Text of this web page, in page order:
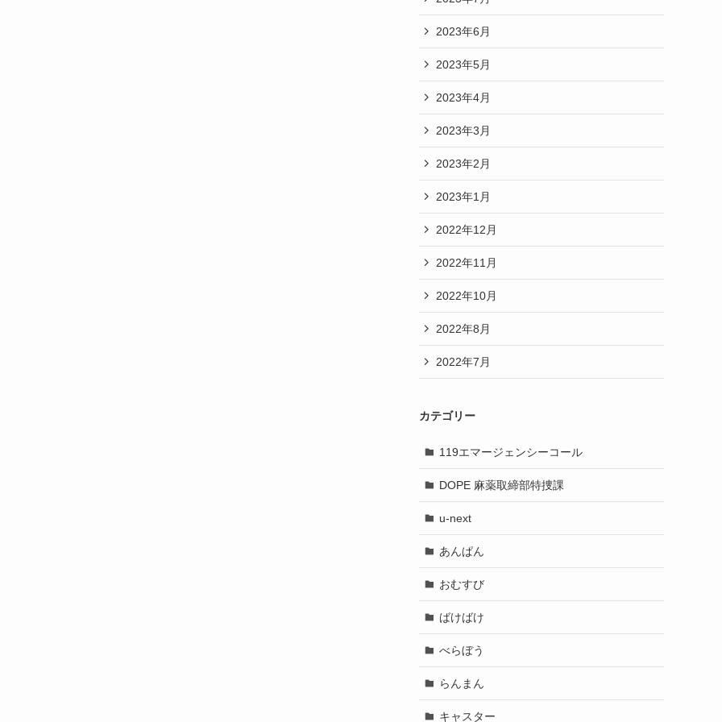
2023年6月
2023年5月
2023年4月
2023年3月
2023年2月
2023年1月
2022年12月
2022年11月
2022年10月
2022年8月
2022年7月
カテゴリー
119エマージェンシーコール
DOPE 麻薬取締部特捜課
u-next
あんぱん
おむすび
ばけばけ
べらぼう
らんまん
キャスター